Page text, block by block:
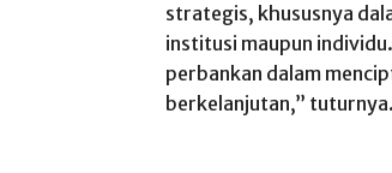
strategis, khususnya
institusi maupun
perbankan dalam
berkelanjutan,” tuturnya.